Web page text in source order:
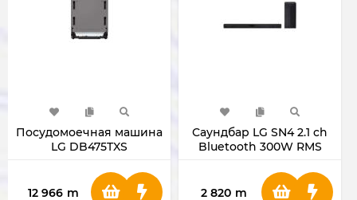
Посудомоечная машина
LG DB475TXS
12 966 m
Саундбар LG SN4 2.1 ch
Bluetooth 300W RMS
2 820 m